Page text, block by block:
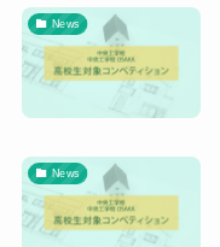
News
News